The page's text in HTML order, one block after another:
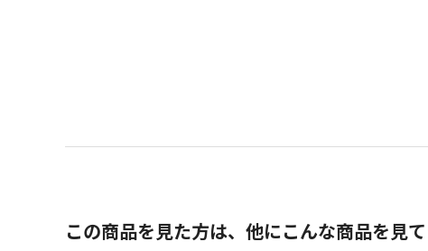
この商品を見た方は、他にこんな商品を見